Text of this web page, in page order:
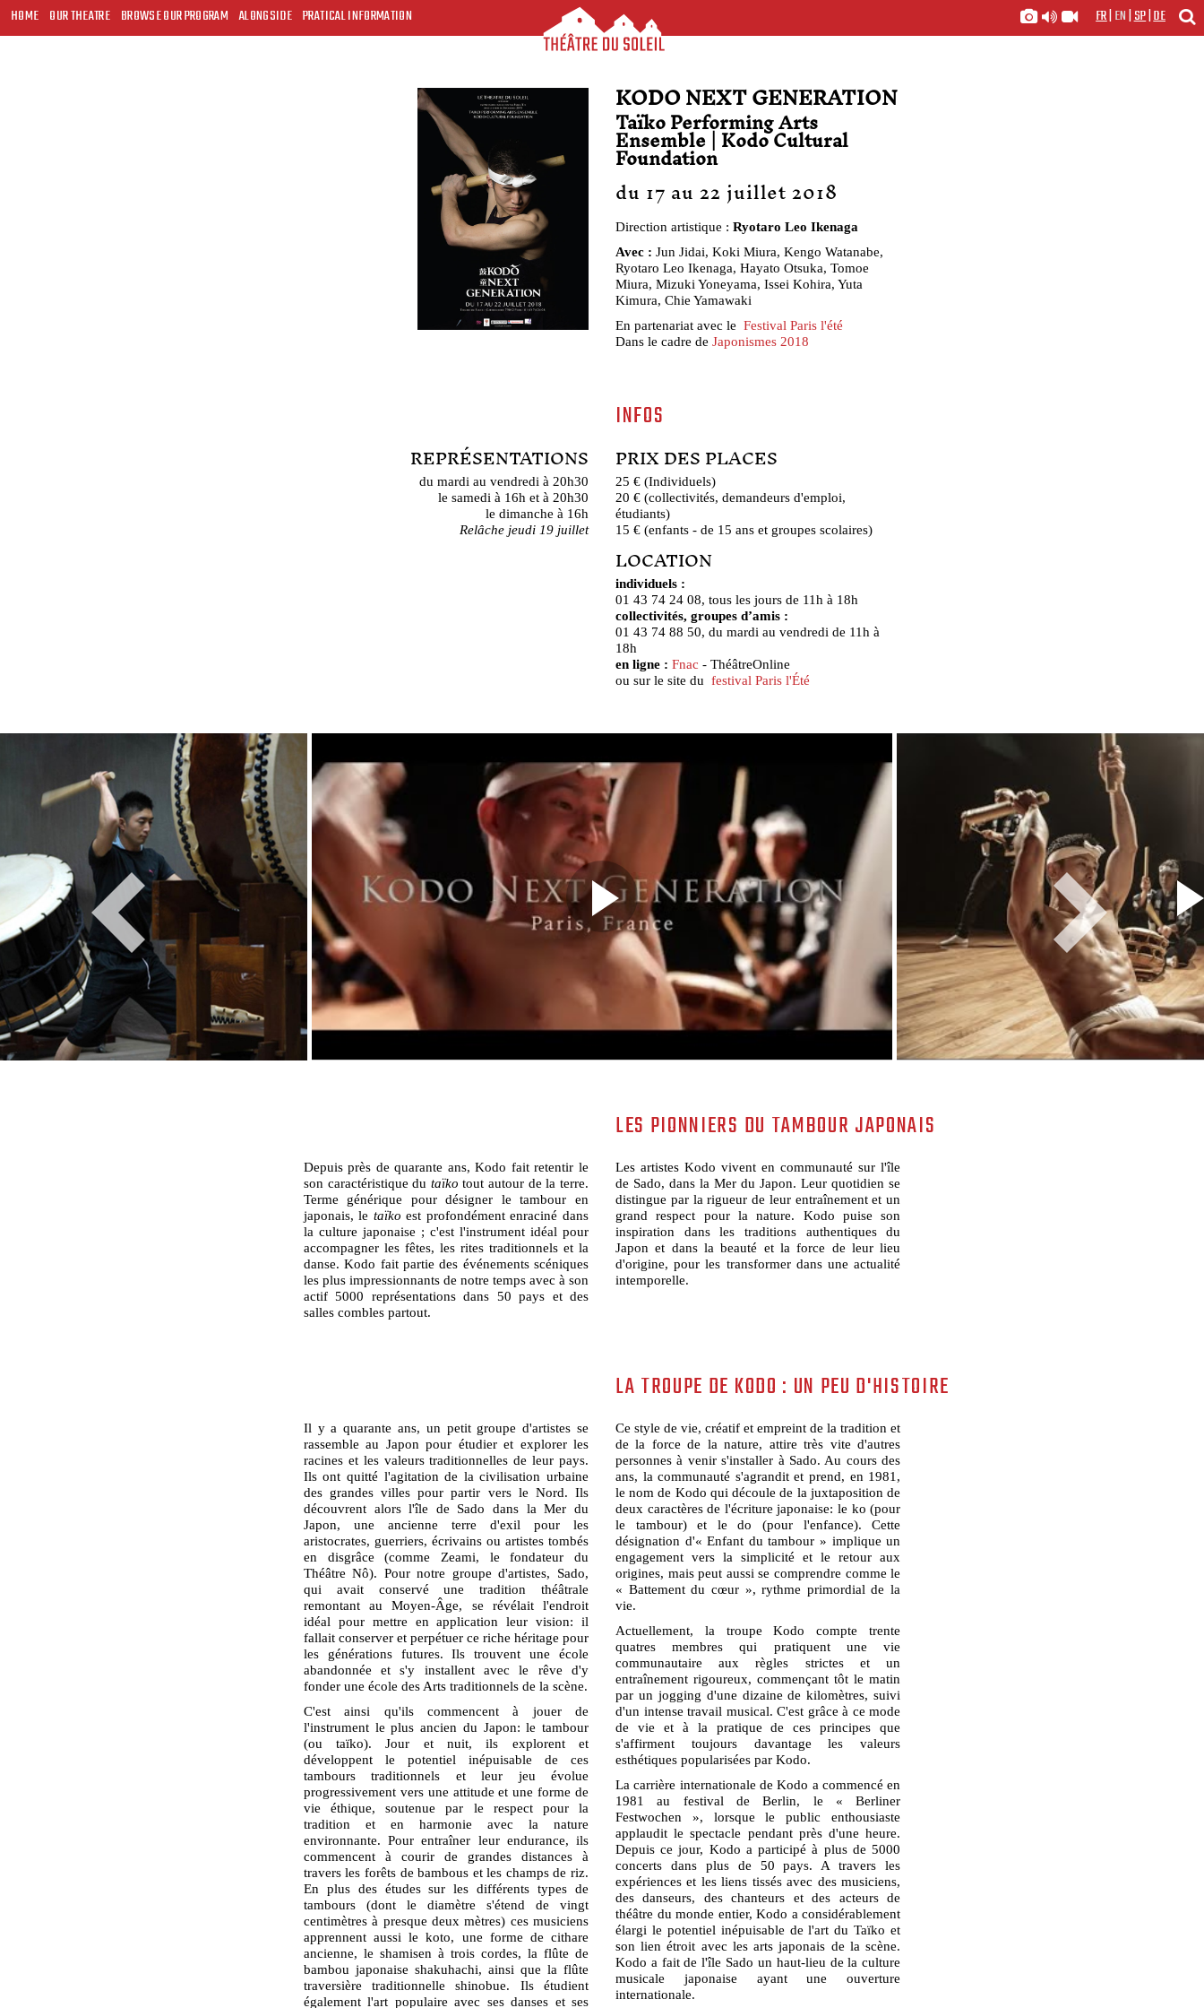
HOME OUR THEATRE BROWSE OUR PROGRAM ALONGSIDE PRATICAL INFORMATION FR|EN|SP|DE
KODO NEXT GENERATION
Taïko Performing Arts
Ensemble | Kodo Cultural
Foundation
du 17 au 22 juillet 2018
Direction artistique : Ryotaro Leo Ikenaga
Avec : Jun Jidai, Koki Miura, Kengo Watanabe,
Ryotaro Leo Ikenaga, Hayato Otsuka, Tomoe
Miura, Mizuki Yoneyama, Issei Kohira, Yuta
Kimura, Chie Yamawaki
En partenariat avec le Festival Paris l'été
Dans le cadre de Japonismes 2018
INFOS
REPRÉSENTATIONS
du mardi au vendredi à 20h30
le samedi à 16h et à 20h30
le dimanche à 16h
Relâche jeudi 19 juillet
PRIX DES PLACES
25 € (Individuels)
20 € (collectivités, demandeurs d'emploi,
étudiants)
15 € (enfants - de 15 ans et groupes scolaires)
LOCATION
individuels :
01 43 74 24 08, tous les jours de 11h à 18h
collectivités, groupes d’amis :
01 43 74 88 50, du mardi au vendredi de 11h à
18h
en ligne : Fnac - ThéâtreOnline
ou sur le site du festival Paris l'Été
LES PIONNIERS DU TAMBOUR JAPONAIS
Depuis près de quarante ans, Kodo fait retentir le
son caractéristique du taïko tout autour de la terre.
Terme générique pour désigner le tambour en
japonais, le taïko est profondément enraciné dans
la culture japonaise ; c'est l'instrument idéal pour
accompagner les fêtes, les rites traditionnels et la
danse. Kodo fait partie des événements scéniques
les plus impressionnants de notre temps avec à son
actif 5000 représentations dans 50 pays et des
salles combles partout.
Les artistes Kodo vivent en communauté sur l'île
de Sado, dans la Mer du Japon. Leur quotidien se
distingue par la rigueur de leur entraînement et un
grand respect pour la nature. Kodo puise son
inspiration dans les traditions authentiques du
Japon et dans la beauté et la force de leur lieu
d'origine, pour les transformer dans une actualité
intemporelle.
LA TROUPE DE KODO : UN PEU D'HISTOIRE
Il y a quarante ans, un petit groupe d'artistes se
rassemble au Japon pour étudier et explorer les
racines et les valeurs traditionnelles de leur pays.
Ils ont quitté l'agitation de la civilisation urbaine
des grandes villes pour partir vers le Nord. Ils
découvrent alors l'île de Sado dans la Mer du
Japon, une ancienne terre d'exil pour les
aristocrates, guerriers, écrivains ou artistes tombés
en disgrâce (comme Zeami, le fondateur du
Théâtre Nô). Pour notre groupe d'artistes, Sado,
qui avait conservé une tradition théâtrale
remontant au Moyen-Âge, se révélait l'endroit
idéal pour mettre en application leur vision: il
fallait conserver et perpétuer ce riche héritage pour
les générations futures. Ils trouvent une école
abandonnée et s'y installent avec le rêve d'y
fonder une école des Arts traditionnels de la scène.
C'est ainsi qu'ils commencent à jouer de
l'instrument le plus ancien du Japon: le tambour
(ou taïko). Jour et nuit, ils explorent et
développent le potentiel inépuisable de ces
tambours traditionnels et leur jeu évolue
progressivement vers une attitude et une forme de
vie éthique, soutenue par le respect pour la
tradition et en harmonie avec la nature
environnante. Pour entraîner leur endurance, ils
commencent à courir de grandes distances à
travers les forêts de bambous et les champs de riz.
En plus des études sur les différents types de
tambours (dont le diamètre s'étend de vingt
centimètres à presque deux mètres) ces musiciens
apprennent aussi le koto, une forme de cithare
ancienne, le shamisen à trois cordes, la flûte de
bambou japonaise shakuhachi, ainsi que la flûte
traversière traditionnelle shinobue. Ils étudient
également l'art populaire avec ses danses et ses
Ce style de vie, créatif et empreint de la tradition et
de la force de la nature, attire très vite d'autres
personnes à venir s'installer à Sado. Au cours des
ans, la communauté s'agrandit et prend, en 1981,
le nom de Kodo qui découle de la juxtaposition de
deux caractères de l'écriture japonaise: le ko (pour
le tambour) et le do (pour l'enfance). Cette
désignation d'« Enfant du tambour » implique un
engagement vers la simplicité et le retour aux
origines, mais peut aussi se comprendre comme le
« Battement du cœur », rythme primordial de la
vie.
Actuellement, la troupe Kodo compte trente
quatres membres qui pratiquent une vie
communautaire aux règles strictes et un
entraînement rigoureux, commençant tôt le matin
par un jogging d'une dizaine de kilomètres, suivi
d'un intense travail musical. C'est grâce à ce mode
de vie et à la pratique de ces principes que
s'affirment toujours davantage les valeurs
esthétiques popularisées par Kodo.
La carrière internationale de Kodo a commencé en
1981 au festival de Berlin, le « Berliner
Festwochen », lorsque le public enthousiaste
applaudit le spectacle pendant près d'une heure.
Depuis ce jour, Kodo a participé à plus de 5000
concerts dans plus de 50 pays. A travers les
expériences et les liens tissés avec des musiciens,
des danseurs, des chanteurs et des acteurs de
théâtre du monde entier, Kodo a considérablement
élargi le potentiel inépuisable de l'art du Taïko et
son lien étroit avec les arts japonais de la scène.
Kodo a fait de l'île Sado un haut-lieu de la culture
musicale japonaise ayant une ouverture
internationale.